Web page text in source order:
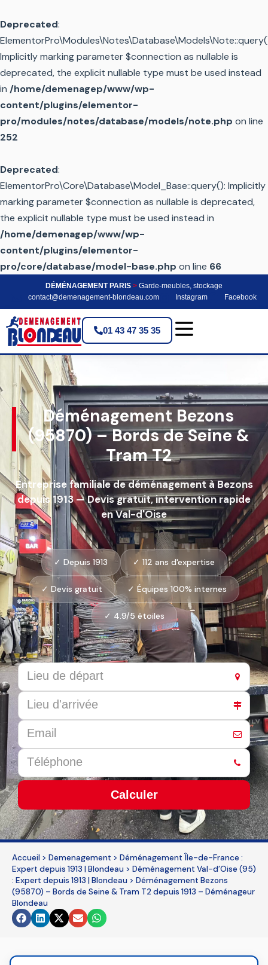
Deprecated:
Implicitly marking parameter $connection as nullable is
deprecated, the explicit nullable type must be used instead
in /home/demenagep/www/wp-
content/plugins/elementor-
pro/modules/notes/database/models/note.php on line
252
Deprecated:
ElementorPro\Core\Database\Model_Base::query(): Implicitly
marking parameter $connection as nullable is deprecated,
the explicit nullable type must be used instead in
/home/demenagep/www/wp-
content/plugins/elementor-
pro/core/database/model-base.php on line 66
DÉMÉNAGEMENT PARIS > Garde-meubles, stockage
contact@demenagement-blondeau.com
Instagram Facebook
01 43 47 35 35
Déménagement Bezons
(95870) – Bords de Seine &
Tram T2
Entreprise familiale de déménagement à Bezons
depuis 1913 — Devis gratuit, intervention rapide
en Val-d'Oise
✓ Depuis 1913 ✓ 112 ans d'expertise
✓ Devis gratuit ✓ Équipes 100% internes
✓ 4.9/5 étoiles
Calculer
This
field
should
be
left
blank
Accueil > Demenagement > Déménagement Île-de-France :
Expert depuis 1913 | Blondeau > Déménagement Val-d’Oise (95)
: Expert depuis 1913 | Blondeau > Déménagement Bezons
(95870) – Bords de Seine & Tram T2 depuis 1913 – Déménageur
Blondeau